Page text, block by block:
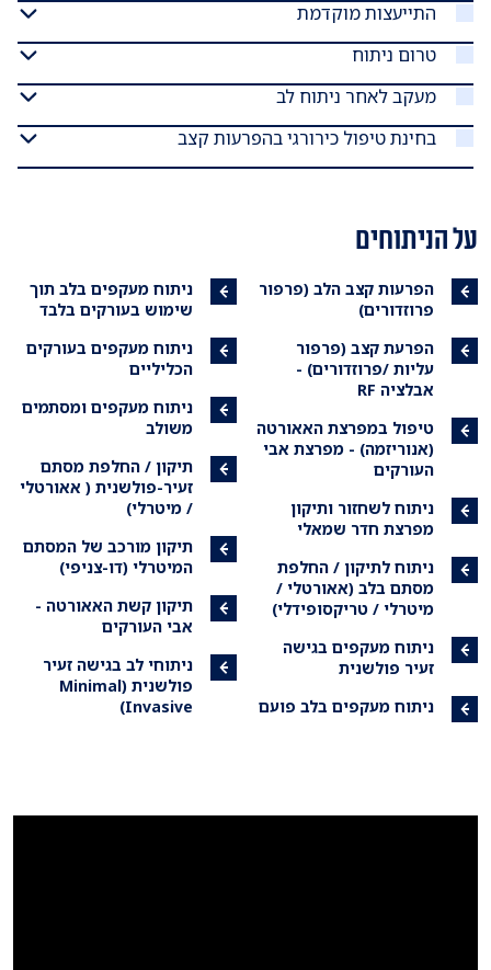
התייעצות מוקדמת
טרום ניתוח
מעקב לאחר ניתוח לב
בחינת טיפול כירורגי בהפרעות קצב
על הניתוחים
הפרעות קצב הלב (פרפור
פרוזדורים)
הפרעת קצב (פרפור
עליות /פרוזדורים) -
אבלציה RF
טיפול במפרצת האאורטה
(אנוריזמה) - מפרצת אבי
העורקים
ניתוח לשחזור ותיקון
מפרצת חדר שמאלי
ניתוח לתיקון / החלפת
מסתם בלב (אאורטלי /
מיטרלי / טריקסופידלי)
ניתוח מעקפים בגישה
זעיר פולשנית
ניתוח מעקפים בלב פועם
ניתוח מעקפים בלב תוך
שימוש בעורקים בלבד
ניתוח מעקפים בעורקים
הכליליים
ניתוח מעקפים ומסתמים
משולב
תיקון / החלפת מסתם
זעיר-פולשנית ( אאורטלי
/ מיטרלי)
תיקון מורכב של המסתם
המיטרלי (דו-צניפי)
תיקון קשת האאורטה -
אבי העורקים
ניתוחי לב בגישה זעיר
פולשנית (Minimal
Invasive)